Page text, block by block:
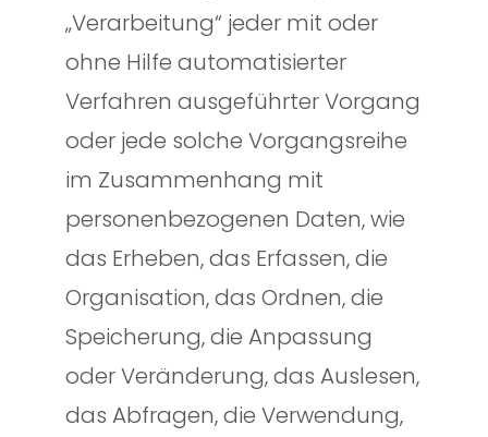
„Verarbeitung“ jeder mit oder
ohne Hilfe automatisierter
Verfahren ausgeführter Vorgang
oder jede solche Vorgangsreihe
im Zusammenhang mit
personenbezogenen Daten, wie
das Erheben, das Erfassen, die
Organisation, das Ordnen, die
Speicherung, die Anpassung
oder Veränderung, das Auslesen,
das Abfragen, die Verwendung,